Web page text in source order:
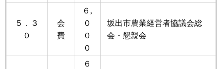
５．３
０
会
費
６,
０
０
０
坂出市農業経営者協議会総
会・懇親会
６